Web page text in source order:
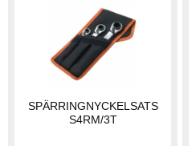
SPÄRRINGNYCKELSATS
S4RM/3T